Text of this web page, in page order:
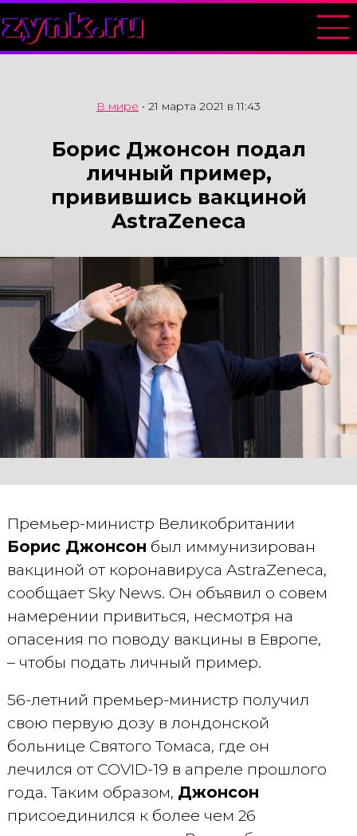
zynk.ru
В мире • 21 марта 2021 в 11:43
Борис Джонсон подал
личный пример,
привившись вакциной
AstraZeneca
Премьер-министр Великобритании
Борис Джонсон был иммунизирован
вакциной от коронавируса AstraZeneca,
сообщает Sky News. Он объявил о совем
намерении привиться, несмотря на
опасения по поводу вакцины в Европе,
– чтобы подать личный пример.
56-летний премьер-министр получил
свою первую дозу в лондонской
больнице Святого Томаса, где он
лечился от COVID-19 в апреле прошлого
года. Таким образом, Джонсон
присоединился к более чем 26